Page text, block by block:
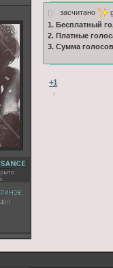
400
засчитано
1. Бесплатный
2. Платные
3. Сумма
+1